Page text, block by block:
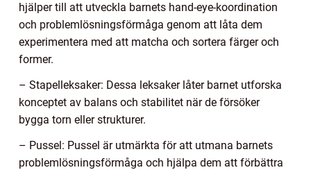
hjälper till att utveckla barnets hand-eye-koordination
och problemlösningsförmåga genom att låta dem
experimentera med att matcha och sortera färger och
former.
– Stapelleksaker: Dessa leksaker låter barnet utforska
konceptet av balans och stabilitet när de försöker
bygga torn eller strukturer.
– Pussel: Pussel är utmärkta för att utmana barnets
problemlösningsförmåga och hjälpa dem att förbättra